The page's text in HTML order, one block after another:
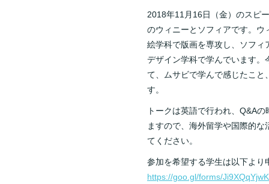
2018年11月16日（金）のスピ
のウィニーとソフィアです。
絵学科で版画を専攻し、ソフ
デザイン学科で学んでいます
て、ムサビで学んで感じたこ
す。
トークは英語で行われ、Q&A
ますので、海外留学や国際的
てください。
参加を希望する学生は以下より
https://goo.gl/forms/